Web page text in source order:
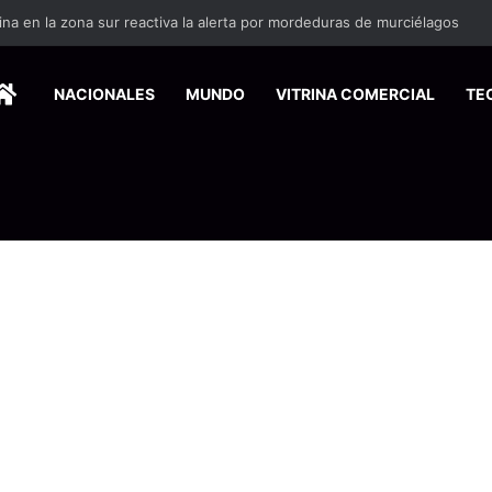
en la zona sur reactiva la alerta por mordeduras de murciélagos
HOMENACIONALES MUNDO VITRINA COMERCIAL